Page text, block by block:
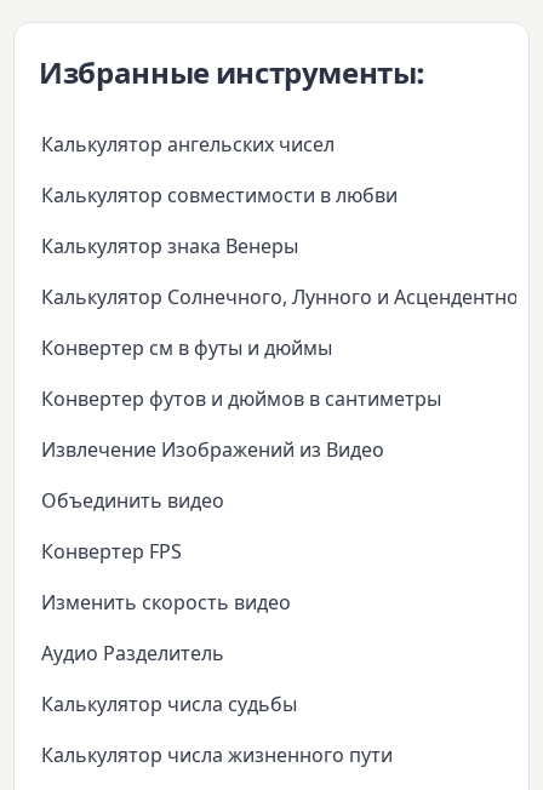
Избранные инструменты:
Калькулятор ангельских чисел
Калькулятор совместимости в любви
Калькулятор знака Венеры
Калькулятор Солнечного, Лунного и Асцендентного
Конвертер см в футы и дюймы
Конвертер футов и дюймов в сантиметры
Извлечение Изображений из Видео
Объединить видео
Конвертер FPS
Изменить скорость видео
Аудио Разделитель
Калькулятор числа судьбы
Калькулятор числа жизненного пути